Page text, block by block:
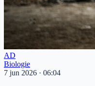
AD
Biologie
7 jun 2026 · 06:04